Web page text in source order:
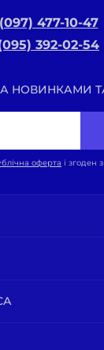
477-10-47
392-02-54
НОВИНКАМИ
оферта і згоден
мотоциклів
та